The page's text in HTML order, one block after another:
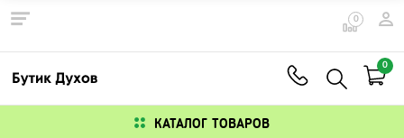
0
0
КАТАЛОГ ТОВАРОВ